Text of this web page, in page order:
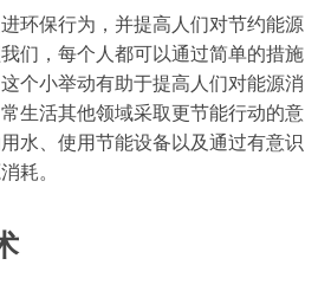
环保行为，并提高人们对节约能源
们，每个人都可以通过简单的措施
个小举动有助于提高人们对能源消
生活其他领域采取更节能行动的意
水、使用节能设备以及通过有意识
耗。